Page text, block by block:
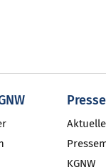
Presse
KGNW